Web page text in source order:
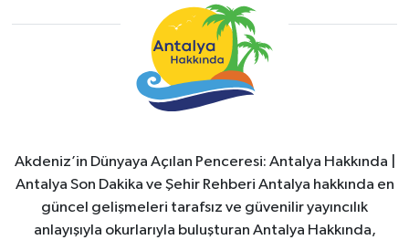
Akdeniz’in Dünyaya Açılan Penceresi: Antalya Hakkında |
Antalya Son Dakika ve Şehir Rehberi Antalya hakkında en
güncel gelişmeleri tarafsız ve güvenilir yayıncılık
anlayışıyla okurlarıyla buluşturan Antalya Hakkında,